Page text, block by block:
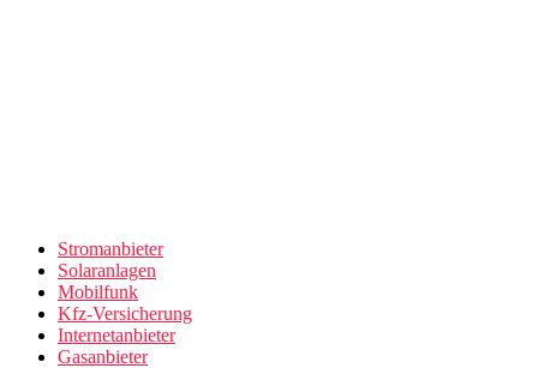
Stromanbieter
Solaranlagen
Mobilfunk
Kfz-Versicherung
Internetanbieter
Gasanbieter